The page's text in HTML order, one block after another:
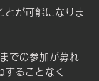
とが可能になりま
での参加が募れ
することなく